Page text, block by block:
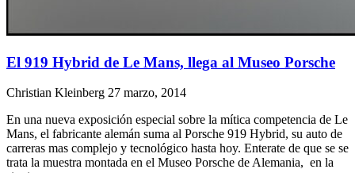
El 919 Hybrid de Le Mans, llega al Museo Porsche
Christian Kleinberg 27 marzo, 2014
En una nueva exposición especial sobre la mítica competencia de Le
Mans, el fabricante alemán suma al Porsche 919 Hybrid, su auto de
carreras mas complejo y tecnológico hasta hoy. Enterate de que se se
trata la muestra montada en el Museo Porsche de Alemania, en la